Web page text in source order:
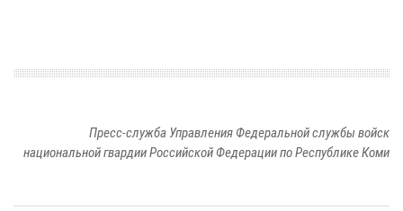
Пресс-служба Управления Федеральной службы войск
национальной гвардии Российской Федерации по Республике Коми